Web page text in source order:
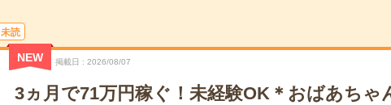
未読
NEW 掲載日 2026/08/07
3ヵ月で71万円稼ぐ！未経験OK＊おばあちゃ